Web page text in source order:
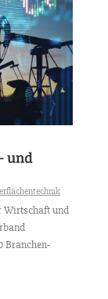
und
Wirtschaft und
Branchen-